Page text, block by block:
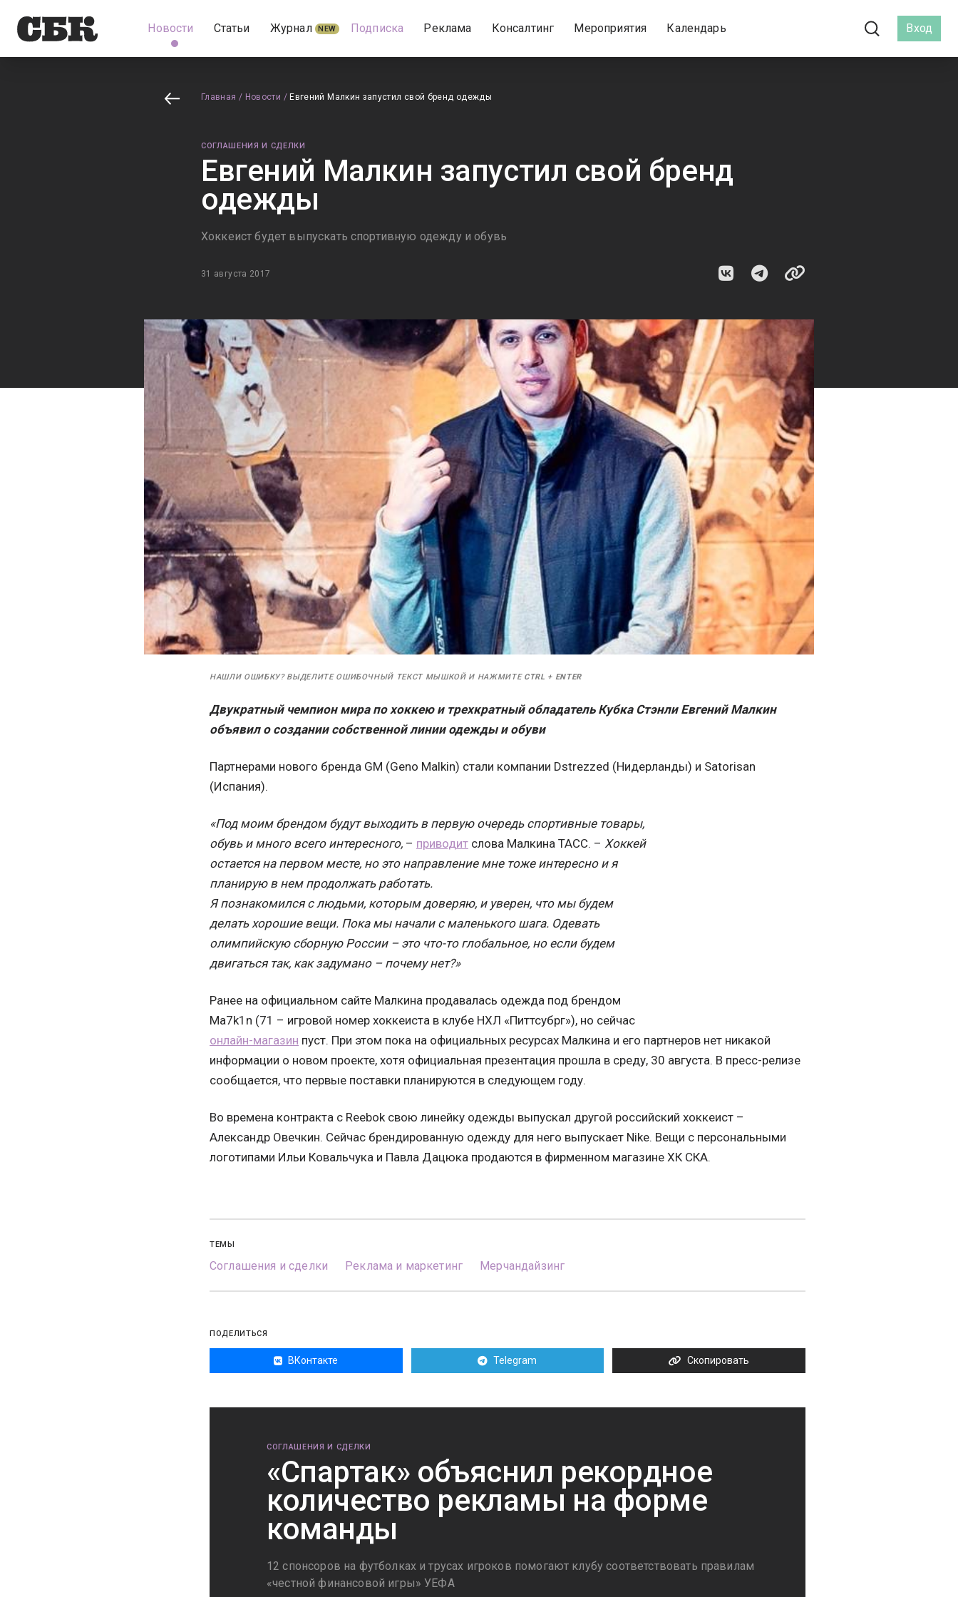
Новости Статьи Журнал NEW Подписка Реклама Консалтинг Мероприятия Календарь Вход
Главная / Новости / Евгений Малкин запустил свой бренд одежды
СОГЛАШЕНИЯ И СДЕЛКИ
Евгений Малкин запустил свой бренд
одежды
Хоккеист будет выпускать спортивную одежду и обувь
31 августа 2017
НАШЛИ ОШИБКУ? ВЫДЕЛИТЕ ОШИБОЧНЫЙ ТЕКСТ МЫШКОЙ И НАЖМИТЕ CTRL + ENTER
Двукратный чемпион мира по хоккею и трехкратный обладатель Кубка Стэнли Евгений Малкин
объявил о создании собственной линии одежды и обуви
Партнерами нового бренда GM (Geno Malkin) стали компании Dstrezzed (Нидерланды) и Satorisan
(Испания).
«Под моим брендом будут выходить в первую очередь спортивные товары,
обувь и много всего интересного, – приводит слова Малкина ТАСС. – Хоккей
остается на первом месте, но это направление мне тоже интересно и я
планирую в нем продолжать работать.
Я познакомился с людьми, которым доверяю, и уверен, что мы будем
делать хорошие вещи. Пока мы начали с маленького шага. Одевать
олимпийскую сборную России – это что-то глобальное, но если будем
двигаться так, как задумано – почему нет?»
Ранее на официальном сайте Малкина продавалась одежда под брендом
Ma7k1n (71 – игровой номер хоккеиста в клубе НХЛ «Питтсубрг»), но сейчас
онлайн-магазин пуст. При этом пока на официальных ресурсах Малкина и его партнеров нет никакой
информации о новом проекте, хотя официальная презентация прошла в среду, 30 августа. В пресс-релизе
сообщается, что первые поставки планируются в следующем году.
Во времена контракта с Reebok свою линейку одежды выпускал другой российский хоккеист –
Александр Овечкин. Сейчас брендированную одежду для него выпускает Nike. Вещи с персональными
логотипами Ильи Ковальчука и Павла Дацюка продаются в фирменном магазине ХК СКА.
ТЕМЫ
Соглашения и сделки Реклама и маркетинг Мерчандайзинг
ПОДЕЛИТЬСЯ
ВКонтакте Telegram Скопировать
СОГЛАШЕНИЯ И СДЕЛКИ
«Спартак» объяснил рекордное
количество рекламы на форме
команды
12 спонсоров на футболках и трусах игроков помогают клубу соответствовать правилам
«честной финансовой игры» УЕФА